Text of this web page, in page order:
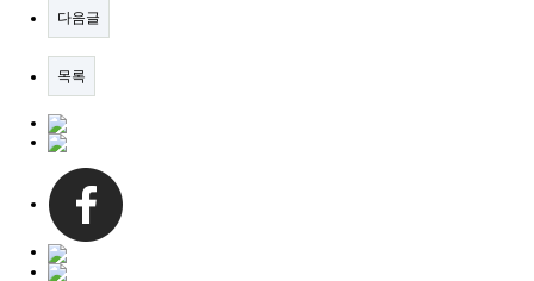
다음글
목록